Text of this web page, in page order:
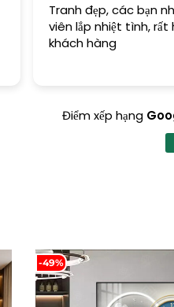
Dịch
Điểm xếp hạng
-49%